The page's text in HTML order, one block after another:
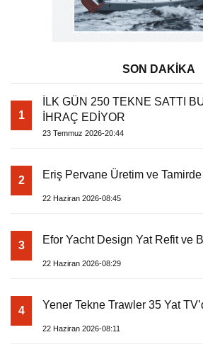
SON DAKİKA
1
İLK GÜN 250 TEKNE SATTI
İHRAÇ EDİYOR
23 Temmuz 2026-20:44
2 Eriş Pervane Üretim ve Tamirde
22 Haziran 2026-08:45
3 Efor Yacht Design Yat Refit ve
22 Haziran 2026-08:29
4 Yener Tekne Trawler 35 Yat
22 Haziran 2026-08:11